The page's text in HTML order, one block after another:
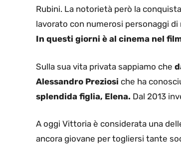
Rubini. La notorietà però la
lavorato con numerosi personaggi
In questi giorni è al cinema nel
Sulla sua vita privata sappiamo che
Alessandro Preziosi che ha
splendida figlia, Elena. Dal 2013
A oggi Vittoria è considerata una
ancora giovane per togliersi tante